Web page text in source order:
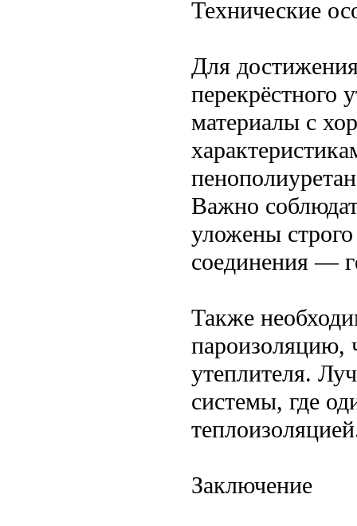
Технические
Для
перекрёстного
материалы с
Важно
уложены
соединения —
Также
пароизоляцию,
утеплителя.
системы, где
Заключение